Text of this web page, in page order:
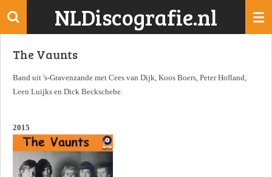
Ga
de
NLDiscografie.nl
The Vaunts
Band uit 's-Gravenzande met Cees van Dijk, Koos Boers, Peter Hofland,
Leen Luijks en Dick Beckschebe.
2015